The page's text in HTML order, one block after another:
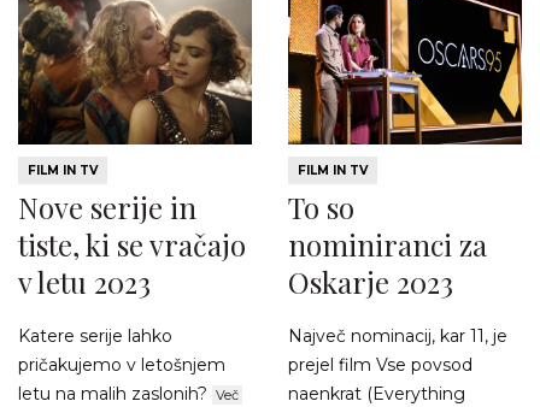
FILM IN TV
Nove serije in
tiste, ki se vračajo
v letu 2023
Katere serije lahko
pričakujemo v letošnjem
letu na malih zaslonih? Več
FILM IN TV
To so
nominiranci za
Oskarje 2023
Največ nominacij, kar 11, je
prejel film Vse povsod
naenkrat (Everything